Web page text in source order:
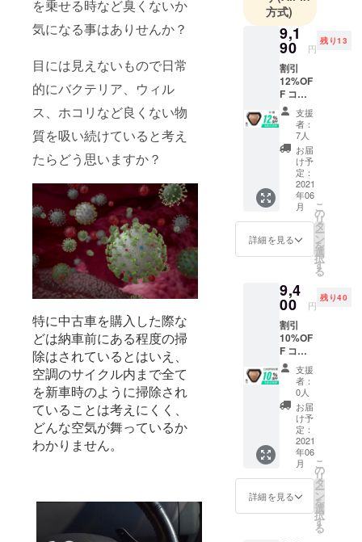
を乗せる時など臭くないか
気になる事はありせんか？
目には見えないもので日常
的にバクテリア、ウィル
ス、ホコリなど良くない物
質を吸い続けていると考え
たらどう思いますか？
特に中古車を購入した際な
どは納車前にある程度の掃
除はされているとはいえ、
空調のサイクル内まで全て
を新車時のように掃除され
ていることは考えにくく、
どんな空気が舞っているか
わかりません。
カーライフ
をより良い
物にするた
めの自動車
用品を中心
に展開をし
ています。
日本国内
でも地域に
よって色ん
な色がある
ように、海
外にも国や
地域によっ
て様々な特
無数にある
ので宝探し
のような感
覚で世界中
の「面白
い」に焦点
をあてると
ともに、斬
新で面白い
商品を手に
したときの
ドキドキと
ワクワクを
方式)
9,1
90 円
残り13
割引
12%OF
F コー
ス 一般
販売予
定価格
10450
円 →
9190円
（税・
送料
込） 配
送時
期：
2021年
予定
【内
容】
■AirRe
born ×
1個（ブ
ラック)
■シガー
ソケッ
トケー
ブル × 1
■USB-
Aケーブ
ル×1個
■取扱説
明書
支援
者：
7人
お届
け予
定：
2021
年06
月
詳細を見る
こ
の
リ
タ
ー
ン
を
選
択
す
る
9,4
00 円
残り40
割引
10%OF
F コー
ス 一般
販売予
定価格
10450
円 →
9400円
（税・
送料
込） 配
送時
期：
2021年
支援
者：
0人
お届
け予
定：
2021
年06
月
詳細を見る
こ
の
リ
タ
ー
ン
を
選
択
す
る